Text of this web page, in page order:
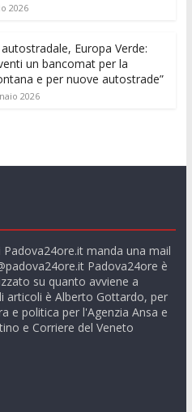
2026
Europa Verde:
un bancomat per la
e per nuove autostrade”
2026
manda una mail
Padova24ore è
su quanto avviene a
articoli è Alberto Gottardo, per
e politica per l'Agenzia Ansa e
e Corriere del Veneto